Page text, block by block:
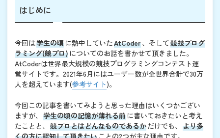
はじめに
今回は学生の頃 に熱中していたAtCoder、そして競技プログ
ラミング(競プロ) についてのお話を書かせて頂きました。
AtCoderは世界最大規模の競技プログラミングコンテスト運
営サイトです。2021年6月にはユーザー数が全世界合計で30万
人を超えています(参考サイト)。
今回この記事を書いてみようと思った理由はいくつかござい
ますが、 学生の頃の記憶が薄れる前 に書いておきたいと考え
たことと、 競プロとはどんなものであるかだけでも、 より多
くの方に認知して頂きたい ことの2つが主な理由です。